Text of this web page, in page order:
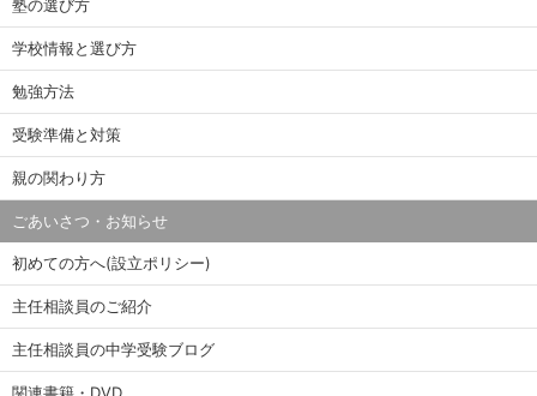
塾の選び方
学校情報と選び方
勉強方法
受験準備と対策
親の関わり方
ごあいさつ・お知らせ
初めての方へ(設立ポリシー)
主任相談員のご紹介
主任相談員の中学受験ブログ